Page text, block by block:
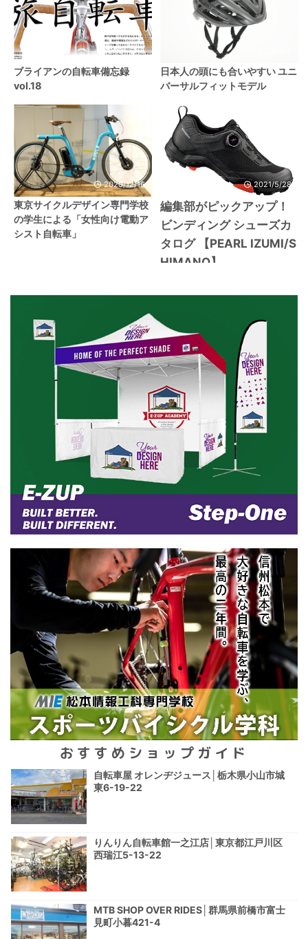
2021/6/16
ブライアンの自転車備忘録
vol.18
日本人の頭にも合いやすい ユニ
バーサルフィットモデル
2020/12/16
東京サイクルデザイン専門学校
の学生による「女性向け電動ア
シスト自転車」
2021/5/28
編集部がピックアップ！
ビンディング シューズカ
タログ 【PEARL IZUMI/S
HIMANO】
おすすめショップガイド
自転車屋 オレンヂジュース│栃木県小山市城
東6-19-22
りんりん自転車館一之江店│東京都江戸川区
西瑞江5-13-22
MTB SHOP OVER RIDES│群馬県前橋市富士
見町小暮421-4